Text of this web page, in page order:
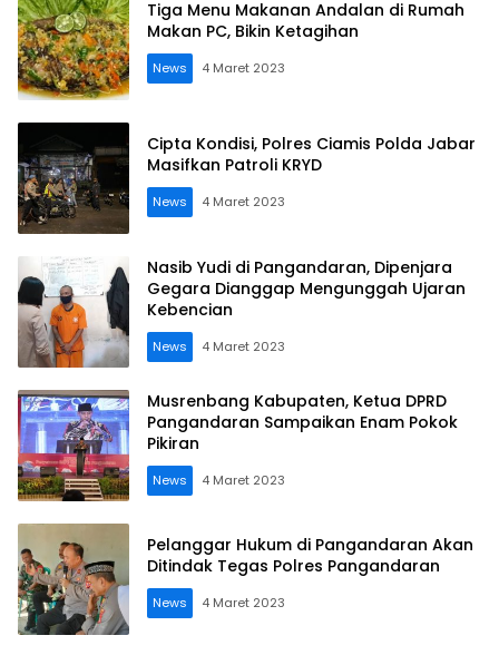
Tiga Menu Makanan Andalan di Rumah
Makan PC, Bikin Ketagihan
News 4 Maret 2023
Cipta Kondisi, Polres Ciamis Polda Jabar
Masifkan Patroli KRYD
News 4 Maret 2023
Nasib Yudi di Pangandaran, Dipenjara
Gegara Dianggap Mengunggah Ujaran
Kebencian
News 4 Maret 2023
Musrenbang Kabupaten, Ketua DPRD
Pangandaran Sampaikan Enam Pokok
Pikiran
News 4 Maret 2023
Pelanggar Hukum di Pangandaran Akan
Ditindak Tegas Polres Pangandaran
News 4 Maret 2023